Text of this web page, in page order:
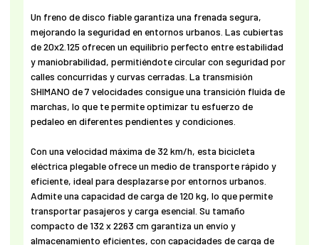
Un freno de disco fiable garantiza una frenada segura,
mejorando la seguridad en entornos urbanos. Las cubiertas
de 20x2.125 ofrecen un equilibrio perfecto entre estabilidad
y maniobrabilidad, permitiéndote circular con seguridad por
calles concurridas y curvas cerradas. La transmisión
SHIMANO de 7 velocidades consigue una transición fluida de
marchas, lo que te permite optimizar tu esfuerzo de
pedaleo en diferentes pendientes y condiciones.
Con una velocidad máxima de 32 km/h, esta bicicleta
eléctrica plegable ofrece un medio de transporte rápido y
eficiente, ideal para desplazarse por entornos urbanos.
Admite una capacidad de carga de 120 kg, lo que permite
transportar pasajeros y carga esencial. Su tamaño
compacto de 132 x 2263 cm garantiza un envío y
almacenamiento eficientes, con capacidades de carga de